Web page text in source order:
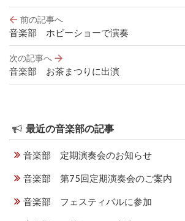
投
稿
ナ
ビ
ゲ
ー
ン
前の記事へ
音楽部 ホビーショーで演奏
次の記事へ
音楽部 お茶まつりに出演
最近の音楽部の記事
音楽部 定期演奏会のお知らせ
音楽部 第75回定期演奏会のご案内
音楽部 フェスティバルに参加